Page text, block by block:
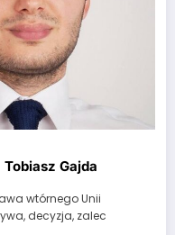
Gajda
wtórnego Unii
decyzja, zalec